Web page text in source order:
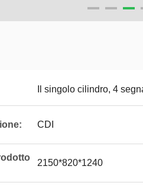
Il singolo cilindro, 4
CDI
2150*820*1240